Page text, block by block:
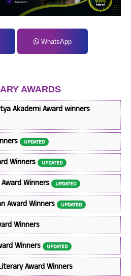
WhatsApp
AWARDS
Akademi Award winners
UPDATED
Winners UPDATED
Winners UPDATED
Award Winners UPDATED
Winners
Winners
UPDATED
Award Winners